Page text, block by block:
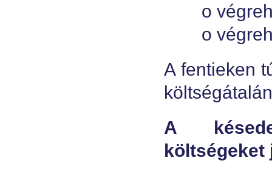
o
o
A fentieken
A
költségeket